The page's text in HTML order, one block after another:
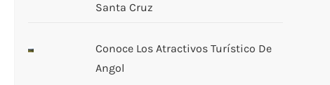
Santa Cruz
Conoce Los Atractivos Turístico De
Angol